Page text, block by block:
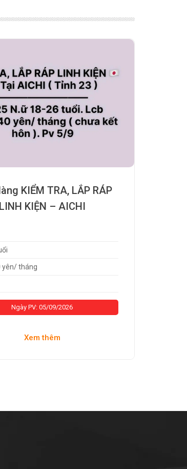
KIỂM TRA, LẮP RÁP
LINH KIỆN – AICHI
yên/ tháng
Ngày PV: 05/09/2026
Xem thêm